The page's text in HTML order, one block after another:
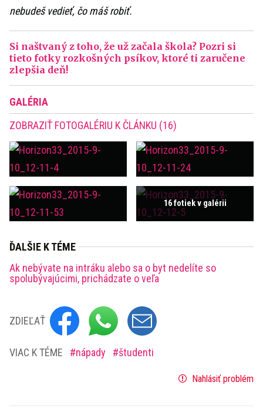
nebudeš vedieť, čo máš robiť.
Si naštvaný z toho, že už začala škola? Pozri si
tieto fotky rozkošných psíkov, ktoré ti zaručene
zlepšia deň!
GALÉRIA
ZOBRAZIŤ FOTOGALÉRIU K ČLÁNKU (16)
16 fotiek v galérii
ĎALŠIE K TÉME
Ak nebývate na intráku alebo sa o byt nedelíte so
spolubývajúcimi, prichádzate o veľa
ZDIEĽAŤ
VIAC K TÉME nápady študenti
Nahlásiť problém